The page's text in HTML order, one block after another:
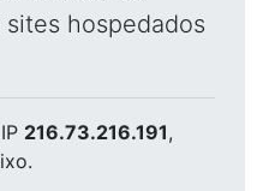
hospedados
216.73.216.191,